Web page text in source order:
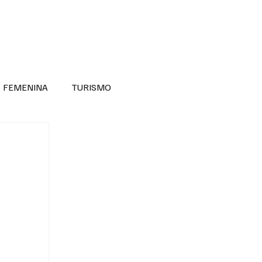
FEMENINA TURISMO